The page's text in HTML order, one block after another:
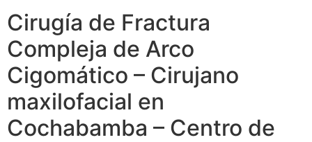
Cirugía de Fractura
Compleja de Arco
Cigomático – Cirujano
maxilofacial en
Cochabamba – Centro de